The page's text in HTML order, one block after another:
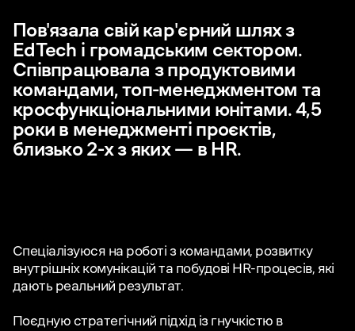
Пов'язала свій кар'єрний шлях з
EdTech і громадським сектором.
Співпрацювала з продуктовими
командами, топ-менеджментом та
кросфункціональними юнітами. 4,5
роки в менеджменті проєктів,
близько 2-х з яких — в HR.
Спеціалізуюся на роботі з командами, розвитку
внутрішніх комунікацій та побудові HR-процесів, які
дають реальний результат.
Поєдную стратегічний підхід із гнучкістю в